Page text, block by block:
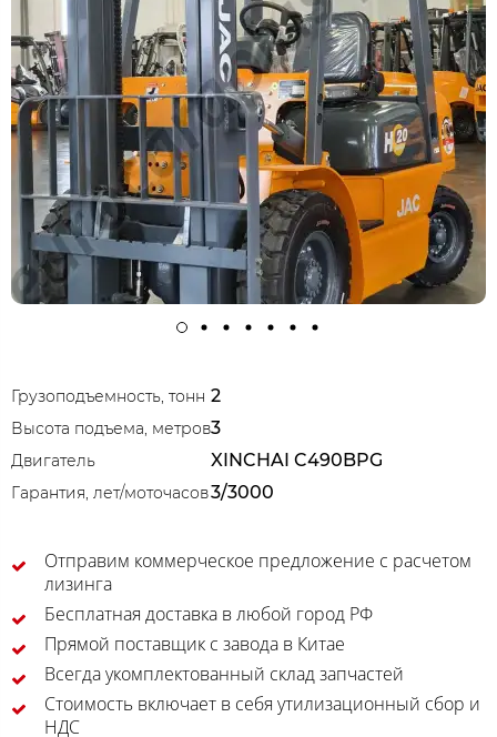
Грузоподъемность, тонн 2
Высота подъема, метров3
Двигатель XINCHAI C490BPG
Гарантия, лет/моточасов3/3000
Отправим коммерческое предложение с расчетом
лизинга
Бесплатная доставка в любой город РФ
Прямой поставщик с завода в Китае
Всегда укомплектованный склад запчастей
Стоимость включает в себя утилизационный сбор и
НДС